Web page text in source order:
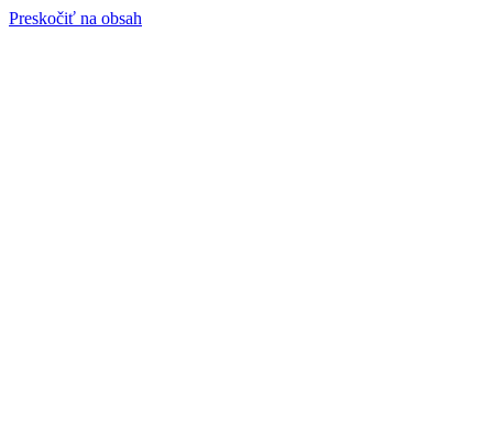
Preskočiť na obsah